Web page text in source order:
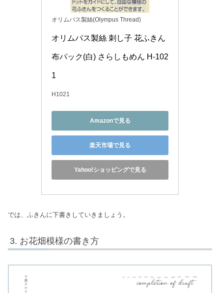
オリムパス製絲(Olympus Thread)
オリムパス製絲 刺し子 花ふきん
布パック(白) さらしもめん H-102
1
H1021
Amazonで見る
楽天市場で見る
Yahoo!ショッピングで見る
では、ふきんに下書きしていきましょう。
お花畑模様の書き方